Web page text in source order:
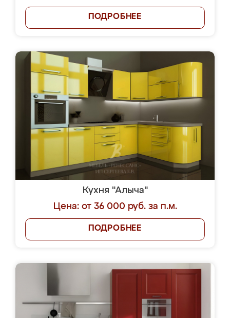
ПОДРОБНЕЕ
Кухня "Алыча"
Цена: от 36 000 руб. за п.м.
ПОДРОБНЕЕ